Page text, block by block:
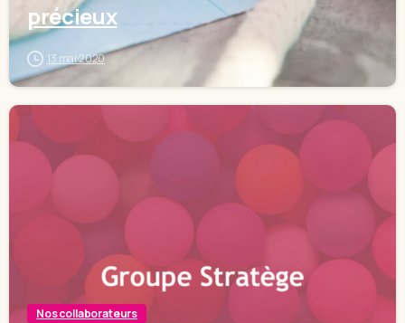
précieux
13 mai 2020
Nos collaborateurs